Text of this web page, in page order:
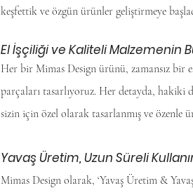
keşfettik ve özgün ürünler geliştirmeye
El İşçiliği ve Kaliteli Malzemenin
Her bir Mimas Design ürünü, zamansız bir
parçaları tasarlıyoruz. Her detayda,
sizin için özel olarak tasarlanmış ve özenle
Yavaş Üretim, Uzun Süreli
Mimas Design olarak, ‘Yavaş Üretim &